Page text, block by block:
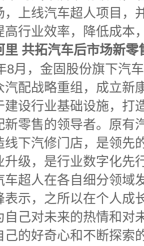
，上线汽车超人项目，
高行业效率，降低成本
共拓汽车后市场新零
，金固股份旗下汽车
汽配战略重组，成立新
建设行业基础设施，打
新零售的领导者。原有
线下汽修门店，是领先
升级，是行业数字化先
车超人在各自细分领域
，之所以在个人成
自己对未来的热情和对
己的好奇心和不断探索